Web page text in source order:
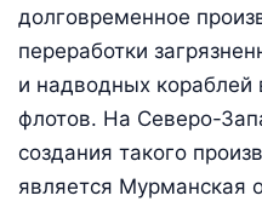
долговременное
переработки
и надводных кораблей
флотов. На Северо-
создания такого
является Мурманская